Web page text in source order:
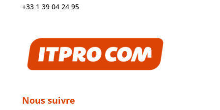
+33 1 39 04 24 95
Nous suivre